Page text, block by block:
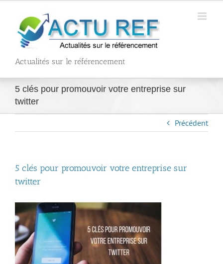
contenu
Actualités sur le référencement
5 clés pour promouvoir votre entreprise sur
twitter
Précédent
5 clés pour promouvoir votre entreprise sur
twitter